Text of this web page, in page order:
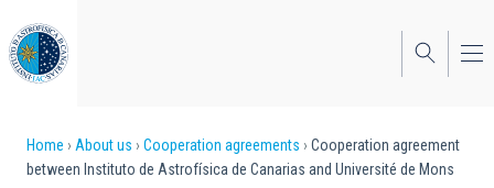
to
main
content
Breadcrumb
Home About us Cooperation agreements
Cooperation agreement
between Instituto de Astrofísica de Canarias and Université de Mons